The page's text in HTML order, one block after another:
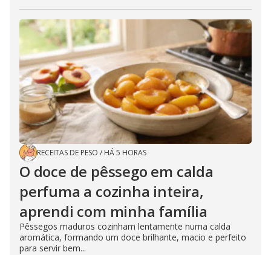
RECEITAS DE PESO / HÁ 5 HORAS
O doce de pêssego em calda
perfuma a cozinha inteira,
aprendi com minha família
Pêssegos maduros cozinham lentamente numa calda
aromática, formando um doce brilhante, macio e perfeito
para servir bem...